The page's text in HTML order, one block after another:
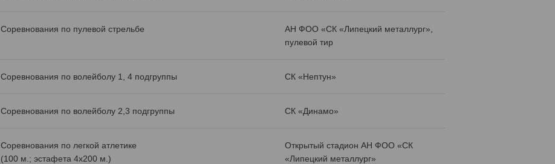
Соревнования по пулевой стрельбе
АН ФОО «СК «Липецкий металлург»,
пулевой тир
Соревнования по волейболу 1, 4 подгруппы СК «Нептун»
Соревнования по волейболу 2,3 подгруппы СК «Динамо»
Соревнования по легкой атлетике
(100 м.; эстафета 4х200 м.)
Открытый стадион АН ФОО «СК
«Липецкий металлург»